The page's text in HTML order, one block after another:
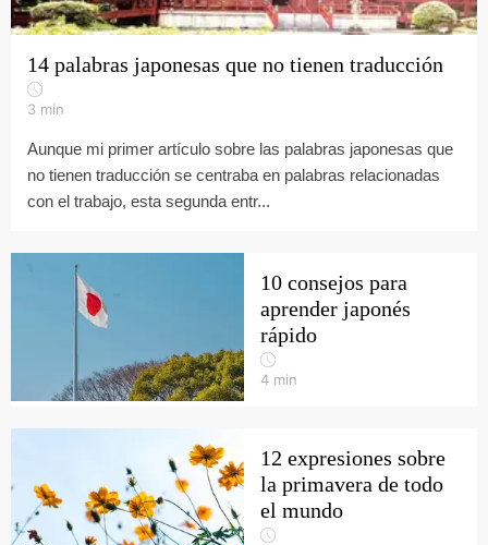
14 palabras japonesas que no tienen traducción
3 min
Aunque mi primer artículo sobre las palabras japonesas que
no tienen traducción se centraba en palabras relacionadas
con el trabajo, esta segunda entr...
10 consejos para
aprender japonés
rápido
4 min
12 expresiones sobre
la primavera de todo
el mundo